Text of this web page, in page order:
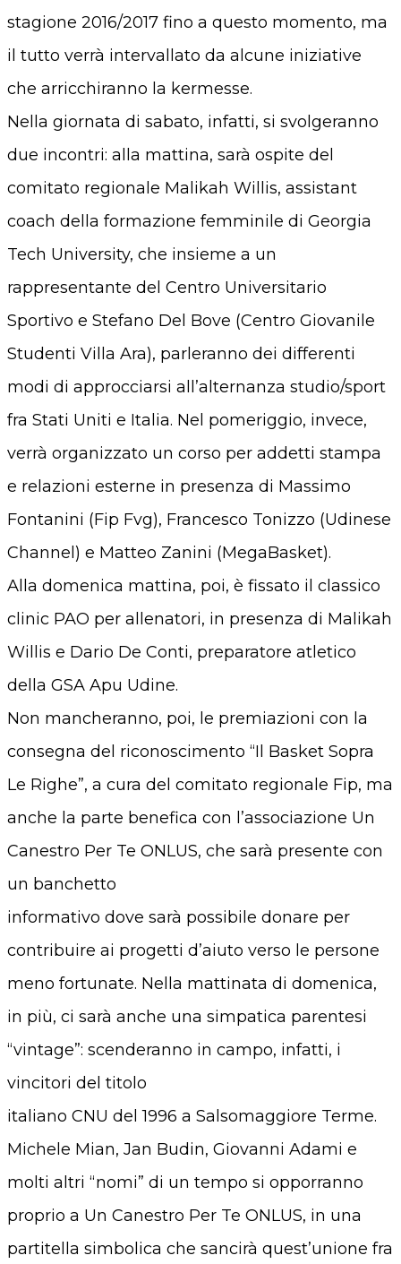
stagione 2016/2017 fino a questo momento, ma
il tutto verrà intervallato da alcune iniziative
che arricchiranno la kermesse.
Nella giornata di sabato, infatti, si svolgeranno
due incontri: alla mattina, sarà ospite del
comitato regionale Malikah Willis, assistant
coach della formazione femminile di Georgia
Tech University, che insieme a un
rappresentante del Centro Universitario
Sportivo e Stefano Del Bove (Centro Giovanile
Studenti Villa Ara), parleranno dei differenti
modi di approcciarsi all’alternanza studio/sport
fra Stati Uniti e Italia. Nel pomeriggio, invece,
verrà organizzato un corso per addetti stampa
e relazioni esterne in presenza di Massimo
Fontanini (Fip Fvg), Francesco Tonizzo (Udinese
Channel) e Matteo Zanini (MegaBasket).
Alla domenica mattina, poi, è fissato il classico
clinic PAO per allenatori, in presenza di Malikah
Willis e Dario De Conti, preparatore atletico
della GSA Apu Udine.
Non mancheranno, poi, le premiazioni con la
consegna del riconoscimento “Il Basket Sopra
Le Righe”, a cura del comitato regionale Fip, ma
anche la parte benefica con l’associazione Un
Canestro Per Te ONLUS, che sarà presente con
un banchetto
informativo dove sarà possibile donare per
contribuire ai progetti d’aiuto verso le persone
meno fortunate. Nella mattinata di domenica,
in più, ci sarà anche una simpatica parentesi
“vintage”: scenderanno in campo, infatti, i
vincitori del titolo
italiano CNU del 1996 a Salsomaggiore Terme.
Michele Mian, Jan Budin, Giovanni Adami e
molti altri “nomi” di un tempo si opporranno
proprio a Un Canestro Per Te ONLUS, in una
partitella simbolica che sancirà quest’unione fra